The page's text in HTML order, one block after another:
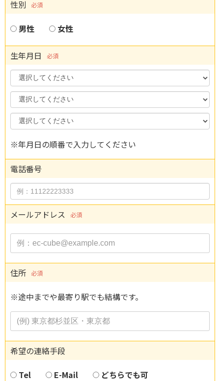
性別 必須
男性 女性
生年月日 必須
Year
Month
Day
※年月日の順番で入力してください
電話番号
メールアドレス 必須
住所 必須
※途中までや最寄り駅でも結構です。
希望の連絡手段
Tel E-Mail
どちらでも可